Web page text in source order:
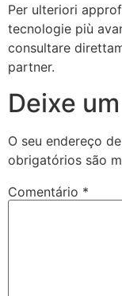
Per ulteriori
tecnologie più
consultare
partner.
Deixe
O seu endereço
obrigatórios são
Comentário *